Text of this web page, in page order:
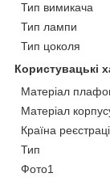
Тип вимикача
Тип лампи
Тип цоколя
Користувацькі
Матеріал
Матеріал
Країна
Тип
Фото1